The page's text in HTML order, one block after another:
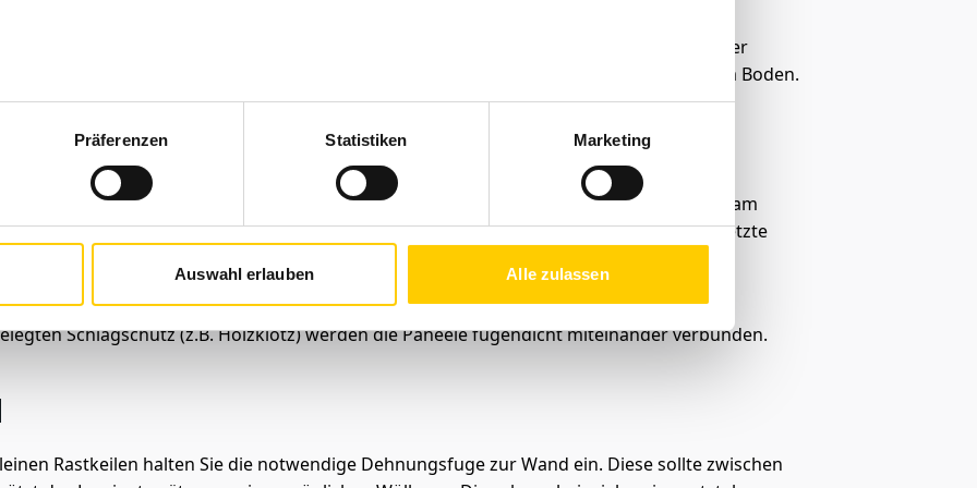
Präferenzen Statistiken Marketing
Auswahl erlauben Alle zulassen
PE-Schaumfolie verlegen Sie in derselben Laufrichtung wie später das Laminat: in der
Schneiden Sie den Trittschall passend auf die Raumgröße zu und verlegen ihn auf dem Boden.
Laminatreihe die Längsfedern mit einer Säge und beginnen dann (als Rechtshänder) am
Sie vorher die Raumbreite ab, damit Sie wissen, wie viele Bretter Sie benötigen. Das letzte
unschöne Kreuzfugen und erreichen eine bestmögliche Stabilität.
Schlagschutz (z.B. Holzklotz) werden die Paneele fugendicht miteinander verbunden.
Rastkeilen halten Sie die notwendige Dehnungsfuge zur Wand ein. Diese sollte zwischen